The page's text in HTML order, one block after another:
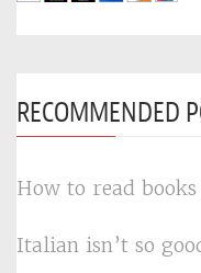
RECOMMENDED
How to read
Italian isn’t so